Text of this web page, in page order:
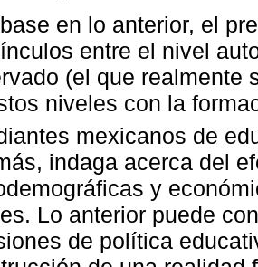
en lo anterior, el
entre el nivel
(el que realmente
niveles con la
mexicanos de
indaga acerca del
y
Lo anterior puede
de política